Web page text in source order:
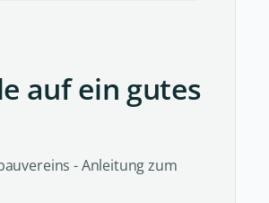
auf ein gutes
- Anleitung zum